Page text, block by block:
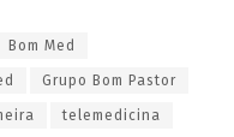
Bom Med
Grupo Bom Pastor
telemedicina